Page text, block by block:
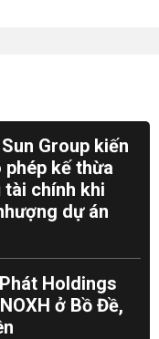
Group kiến
phép kế thừa
tài chính khi
dự án
Holdings
ở Bồ Đề,